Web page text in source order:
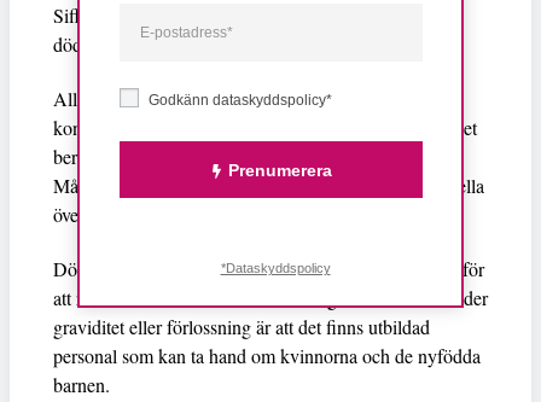
Siffran beskrivs som liten minskning från de 309 000
dödsfall som registrerades 2016.
Allra allvarligast är situationen i fattiga länder och i
konfliktområden, där 95 procent av dödsfallen sker. Det
beror på avsaknad av tillgång till vård till kvinnor.
Många av kvinnorna som drabbas har utsatts för sexuella
övergrepp och våldtäkter.
Dödsfallen skulle ha kunnat undvikas. Nyckelfaktorn för
att rädda fler liv och förhindra att unga kvinnor dör under
graviditet eller förlossning är att det finns utbildad
personal som kan ta hand om kvinnorna och de nyfödda
barnen.
Godkänn dataskyddspolicy*
Prenumerera
*Dataskyddspolicy